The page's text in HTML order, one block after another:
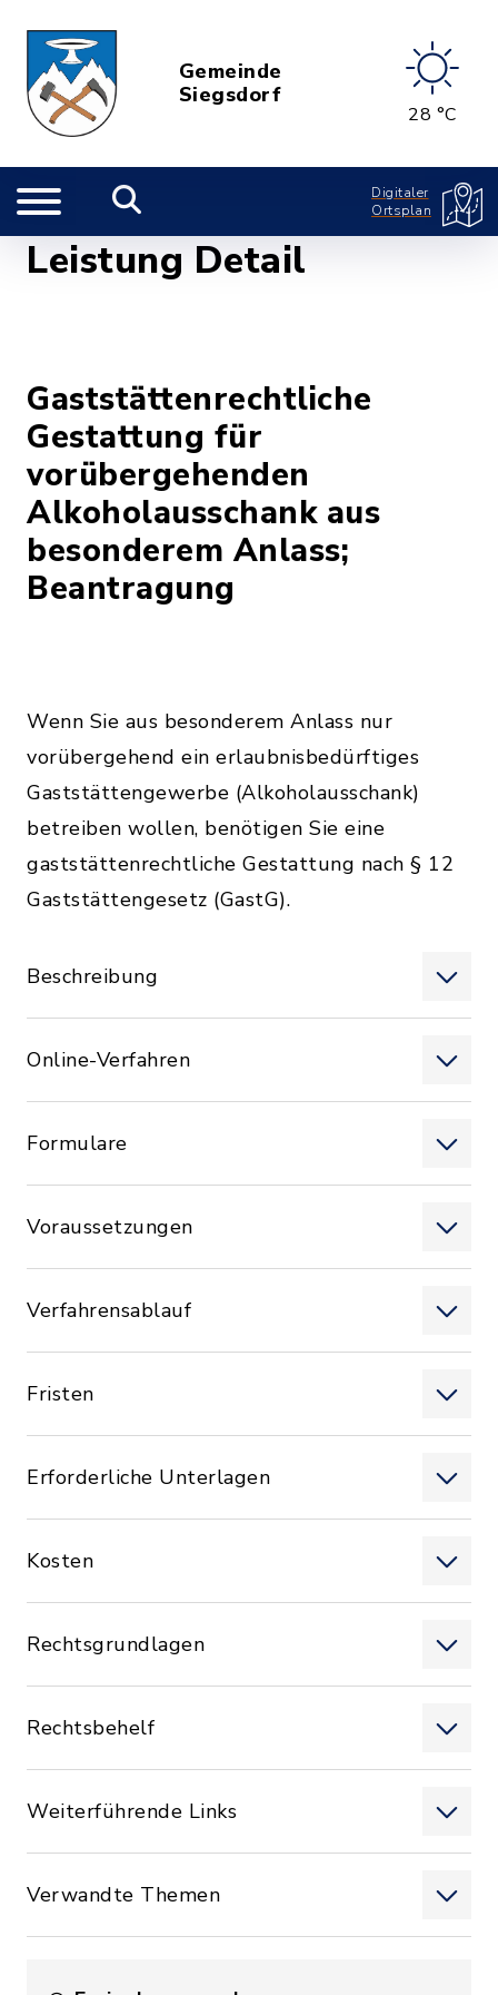
Gemeinde
Siegsdorf
28 °C
Digitaler
Ortsplan
Leistung Detail
Gaststättenrechtliche
Gestattung für
vorübergehenden
Alkoholausschank aus
besonderem Anlass;
Beantragung
Wenn Sie aus besonderem Anlass nur
vorübergehend ein erlaubnisbedürftiges
Gaststättengewerbe (Alkoholausschank)
betreiben wollen, benötigen Sie eine
gaststättenrechtliche Gestattung nach § 12
Gaststättengesetz (GastG).
Beschreibung
Online-Verfahren
Formulare
Voraussetzungen
Verfahrensablauf
Fristen
Erforderliche Unterlagen
Kosten
Rechtsgrundlagen
Rechtsbehelf
Weiterführende Links
Verwandte Themen